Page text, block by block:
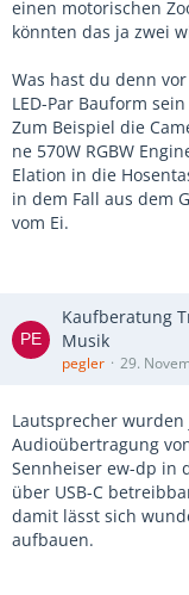
einen motorischen
könnten das ja zwei
Was hast du denn
LED-Par Bauform
Zum Beispiel die
ne 570W RGBW
Elation in die
in dem Fall aus dem
vom Ei.
Kaufberatung
Musik
pegler 29.
Lautsprecher
Audioübertragung
Sennheiser ew-dp in
über USB-C
damit lässt sich
aufbauen.